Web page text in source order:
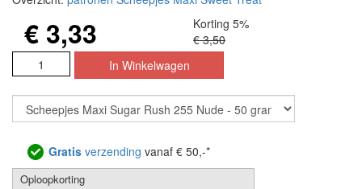
€ 3,33
Korting 5%
€ 3,50
Gratis verzending vanaf € 50,-*
Oploopkorting